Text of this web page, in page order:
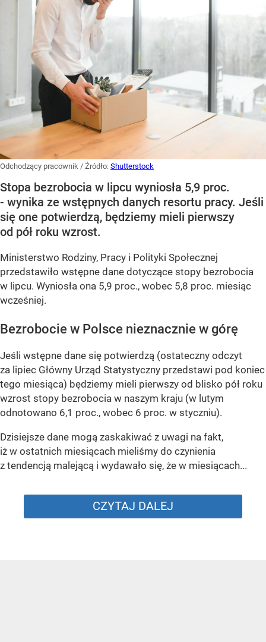
Odchodzący pracownik / Źródło: Shutterstock
Stopa bezrobocia w lipcu wyniosła 5,9 proc.
- wynika ze wstępnych danych resortu pracy. Jeśli
się one potwierdzą, będziemy mieli pierwszy
od pół roku wzrost.
Ministerstwo Rodziny, Pracy i Polityki Społecznej
przedstawiło wstępne dane dotyczące stopy bezrobocia
w lipcu. Wyniosła ona 5,9 proc., wobec 5,8 proc. miesiąc
wcześniej.
Bezrobocie w Polsce nieznacznie w górę
Jeśli wstępne dane się potwierdzą (ostateczny odczyt
za lipiec Główny Urząd Statystyczny przedstawi pod koniec
tego miesiąca) będziemy mieli pierwszy od blisko pół roku
wzrost stopy bezrobocia w naszym kraju (w lutym
odnotowano 6,1 proc., wobec 6 proc. w styczniu).
Dzisiejsze dane mogą zaskakiwać z uwagi na fakt,
iż w ostatnich miesiącach mieliśmy do czynienia
z tendencją malejącą i wydawało się, że w miesiącach...
CZYTAJ DALEJ